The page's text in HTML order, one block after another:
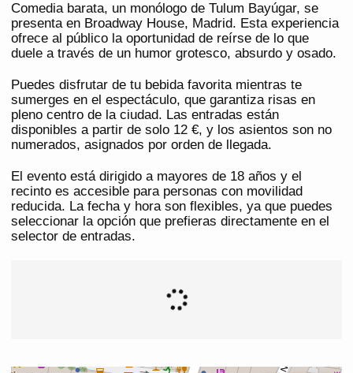
Comedia barata, un monólogo de Tulum Bayúgar, se
presenta en Broadway House, Madrid. Esta experiencia
ofrece al público la oportunidad de reírse de lo que
duele a través de un humor grotesco, absurdo y osado.
Puedes disfrutar de tu bebida favorita mientras te
sumerges en el espectáculo, que garantiza risas en
pleno centro de la ciudad. Las entradas están
disponibles a partir de solo 12 €, y los asientos son no
numerados, asignados por orden de llegada.
El evento está dirigido a mayores de 18 años y el
recinto es accesible para personas con movilidad
reducida. La fecha y hora son flexibles, ya que puedes
seleccionar la opción que prefieras directamente en el
selector de entradas.